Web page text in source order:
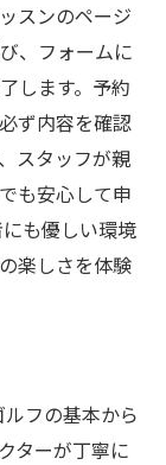
スンのページ
、フォームに
します。予約
ず内容を確認
スタッフが親
も安心して申
にも優しい環境
楽しさを体験
フの基本から
ターが丁寧に